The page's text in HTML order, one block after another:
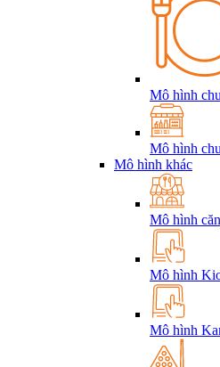
Mô hình
Mô hình
Mô hình khác
Mô hình
Mô hình
Mô hình